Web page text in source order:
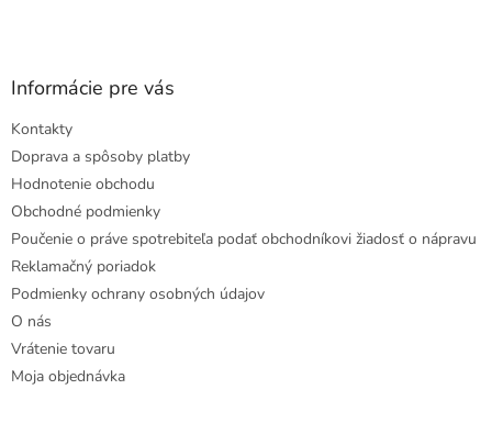
Informácie pre vás
Kontakty
Doprava a spôsoby platby
Hodnotenie obchodu
Obchodné podmienky
Poučenie o práve spotrebiteľa podať obchodníkovi žiadosť o nápravu
Reklamačný poriadok
Podmienky ochrany osobných údajov
O nás
Vrátenie tovaru
Moja objednávka